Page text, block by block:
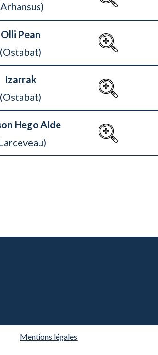
Olli Pean
(Ostabat)
Izarrak
(Ostabat)
Hego Alde
Mentions légales